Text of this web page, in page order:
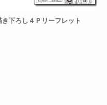
き下ろし４Ｐリーフレット